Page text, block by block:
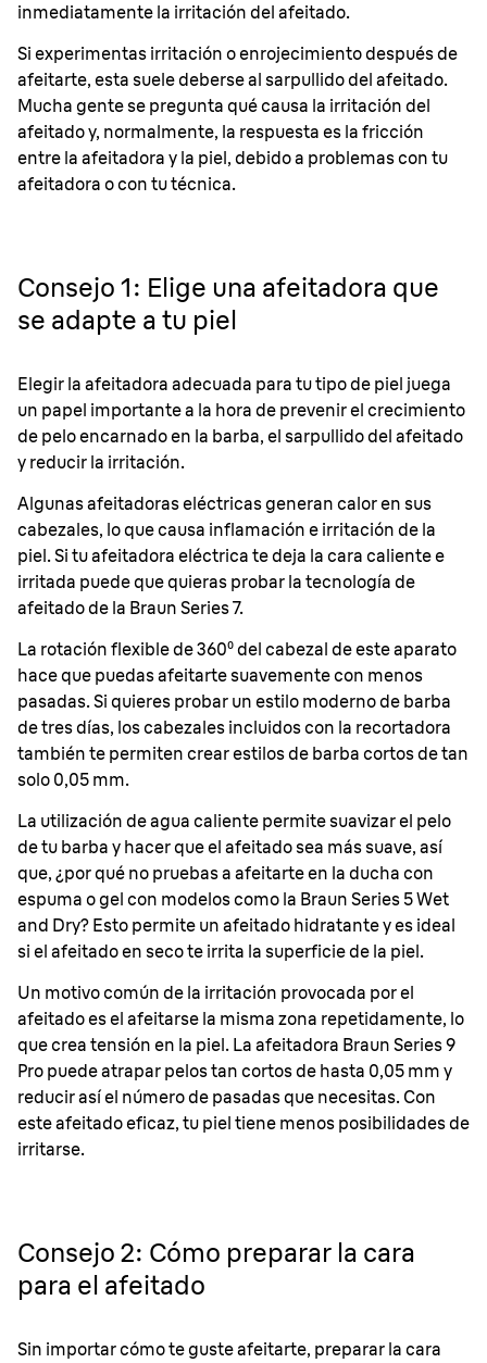
inmediatamente la irritación del afeitado.
Si experimentas irritación o enrojecimiento después de
afeitarte, esta suele deberse al sarpullido del afeitado.
Mucha gente se pregunta qué causa la irritación del
afeitado y, normalmente, la respuesta es la fricción
entre la afeitadora y la piel, debido a problemas con tu
afeitadora o con tu técnica.
Consejo 1: Elige una afeitadora que
se adapte a tu piel
Elegir la afeitadora adecuada para tu tipo de piel juega
un papel importante a la hora de prevenir el crecimiento
de pelo encarnado en la barba, el sarpullido del afeitado
y reducir la irritación.
Algunas afeitadoras eléctricas generan calor en sus
cabezales, lo que causa inflamación e irritación de la
piel. Si tu afeitadora eléctrica te deja la cara caliente e
irritada puede que quieras probar la tecnología de
afeitado de la Braun Series 7.
La rotación flexible de 360⁰ del cabezal de este aparato
hace que puedas afeitarte suavemente con menos
pasadas. Si quieres probar un estilo moderno de barba
de tres días, los cabezales incluidos con la recortadora
también te permiten crear estilos de barba cortos de tan
solo 0,05 mm.
La utilización de agua caliente permite suavizar el pelo
de tu barba y hacer que el afeitado sea más suave, así
que, ¿por qué no pruebas a afeitarte en la ducha con
espuma o gel con modelos como la Braun Series 5 Wet
and Dry? Esto permite un afeitado hidratante y es ideal
si el afeitado en seco te irrita la superficie de la piel.
Un motivo común de la irritación provocada por el
afeitado es el afeitarse la misma zona repetidamente, lo
que crea tensión en la piel. La afeitadora Braun Series 9
Pro puede atrapar pelos tan cortos de hasta 0,05 mm y
reducir así el número de pasadas que necesitas. Con
este afeitado eficaz, tu piel tiene menos posibilidades de
irritarse.
Consejo 2: Cómo preparar la cara
para el afeitado
Sin importar cómo te guste afeitarte, preparar la cara